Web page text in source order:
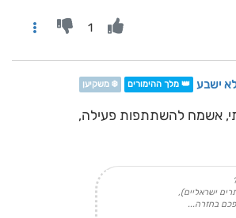
1
ישבע 👑 מלך ההימורים ❄️ משקיען
אשמח להשתתפות פעילה,
ישראליים),
בחזרה...